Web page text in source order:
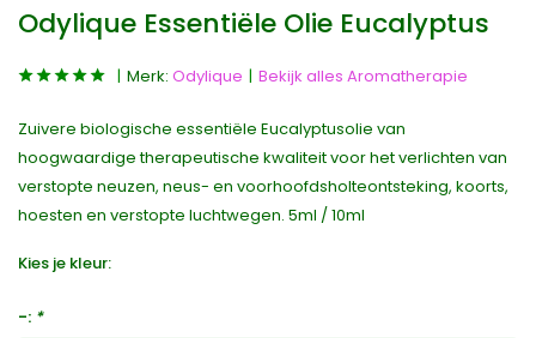
Odylique Essentiële Olie Eucalyptus
Merk: Odylique Bekijk alles Aromatherapie
Zuivere biologische essentiële Eucalyptusolie van
hoogwaardige therapeutische kwaliteit voor het verlichten van
verstopte neuzen, neus- en voorhoofdsholteontsteking, koorts,
hoesten en verstopte luchtwegen. 5ml / 10ml
Kies je kleur:
-: *